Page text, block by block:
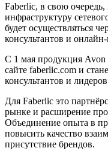
Faberlic, в свою
инфраструктуру
будет осуществляться
консультантов и
С 1 мая продукция Avon
сайте faberlic.com и
консультантов и
Для Faberlic это
рынке и расширение
Объединение опыта в
повысить качество
присутствие брендов.